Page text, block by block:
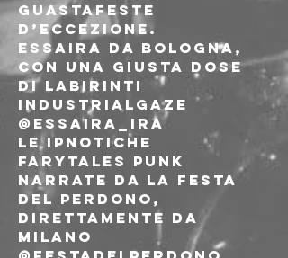
guastafeste
d’eccezione.
ESSAIRA da Bologna,
con una giusta dose
di labirinti
industrialgaze
@essaira_ira
Le ipnotiche
farytales punk
narrate da La festa
del perdono,
direttamente da
Milano